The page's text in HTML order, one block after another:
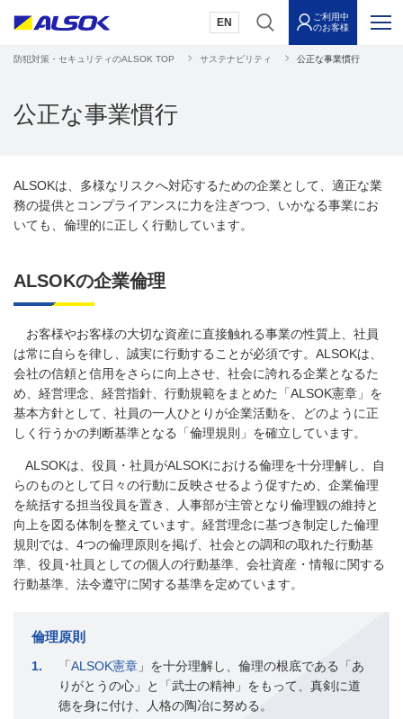
EN
ご利用中
のお客様
防犯対策・セキュリティのALSOK TOP サステナビリティ 公正な事業慣行
公正な事業慣行
ALSOKは、多様なリスクへ対応するための企業として、適正な業
務の提供とコンプライアンスに力を注ぎつつ、いかなる事業にお
いても、倫理的に正しく行動しています。
ALSOKの企業倫理
お客様やお客様の大切な資産に直接触れる事業の性質上、社員
は常に自らを律し、誠実に行動することが必須です。ALSOKは、
会社の信頼と信用をさらに向上させ、社会に誇れる企業となるた
め、経営理念、経営指針、行動規範をまとめた「ALSOK憲章」を
基本方針として、社員の一人ひとりが企業活動を、どのように正
しく行うかの判断基準となる「倫理規則」を確立しています。
ALSOKは、役員・社員がALSOKにおける倫理を十分理解し、自
らのものとして日々の行動に反映させるよう促すため、企業倫理
を統括する担当役員を置き、人事部が主管となり倫理観の維持と
向上を図る体制を整えています。経営理念に基づき制定した倫理
規則では、4つの倫理原則を掲げ、社会との調和の取れた行動基
準、役員･社員としての個人の行動基準、会社資産・情報に関する
行動基準、法令遵守に関する基準を定めています。
倫理原則
1 「ALSOK憲章 」を十分理解し、倫理の根底である「あ
りがとうの心」と「武士の精神」をもって、真剣に道
徳を身に付け、人格の陶冶に努める。